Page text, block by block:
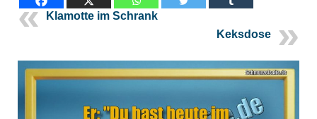
Klamotte im Schrank
Keksdose